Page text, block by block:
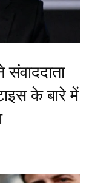
के बारे में